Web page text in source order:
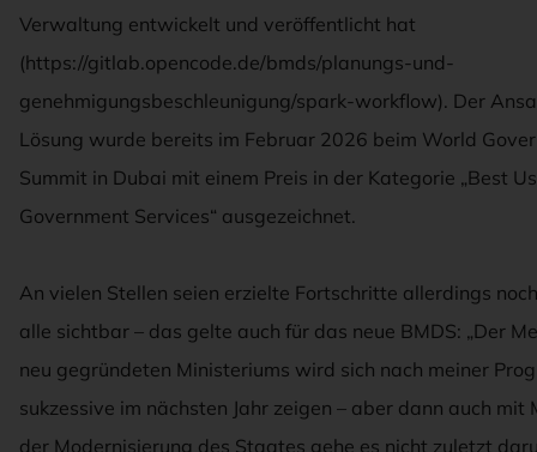
Verwaltung entwickelt und veröffentlicht hat
(https://gitlab.opencode.de/bmds/planungs-und-
genehmigungsbeschleunigung/spark-workflow). Der
Lösung wurde bereits im Februar 2026 beim World
Summit in Dubai mit einem Preis in der Kategorie „Best
Government Services“ ausgezeichnet.
An vielen Stellen seien erzielte Fortschritte allerdings
alle sichtbar – das gelte auch für das neue BMDS: „Der
neu gegründeten Ministeriums wird sich nach meiner
sukzessive im nächsten Jahr zeigen – aber dann auch mit
der Modernisierung des Staates gehe es nicht zuletzt